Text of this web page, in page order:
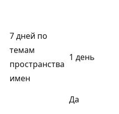
7 дней по
темам
пространства
имен
1 день
Да